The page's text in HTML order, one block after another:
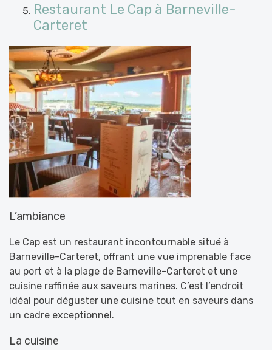
Restaurant Le Cap à Barneville-
Carteret
L’ambiance
Le Cap est un restaurant incontournable situé à
Barneville-Carteret, offrant une vue imprenable face
au port et à la plage de Barneville-Carteret et une
cuisine raffinée aux saveurs marines. C’est l’endroit
idéal pour déguster une cuisine tout en saveurs dans
un cadre exceptionnel.
La cuisine